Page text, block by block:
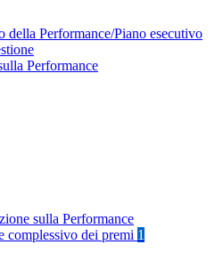
della Performance/Piano esecutivo
Performance
sulla Performance
complessivo dei premi 1